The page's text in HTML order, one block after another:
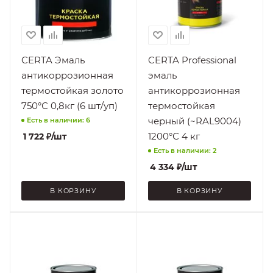
нагрузкам нагрузкам
Нанесение
Без грунтования,
подготовленную
поверхность, При
минусовых
температурах
Стойкость к
Атмосферным
Маслам,
Нефтепродуктам,
Умеренным
CERTA Эмаль
антикоррозионная
термостойкая золото
750°С 0,8кг (6 шт/уп)
Есть в наличии: 6
1 722 ₽/шт
В КОРЗИНУ
Нанесение
Без грунтования,
подготовленную
поверхность, При
минусовых
температурах
Стойкость к
Атмосферным
воздействиям,
Атмосферным
осадкам, Бензину,
Маслам,
Нефтепродуктам,
Умеренным
CERTA Professional
эмаль
антикоррозионная
термостойкая
черный (~RAL9004)
1200°С 4 кг
Есть в наличии: 2
4 334₽/шт
В КОРЗИНУ
Кирпич, Металл,
Кирпич, Металл,